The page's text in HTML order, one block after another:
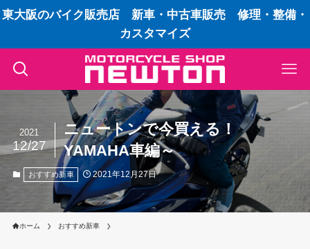
東大阪のバイク販売店 新車・中古車販売 修理・整備・
カスタマイズ
ニュートンで今買える！
YAMAHA車編～
2021
12/27
おすすめ新車 2021年12月27日
ホーム おすすめ新車